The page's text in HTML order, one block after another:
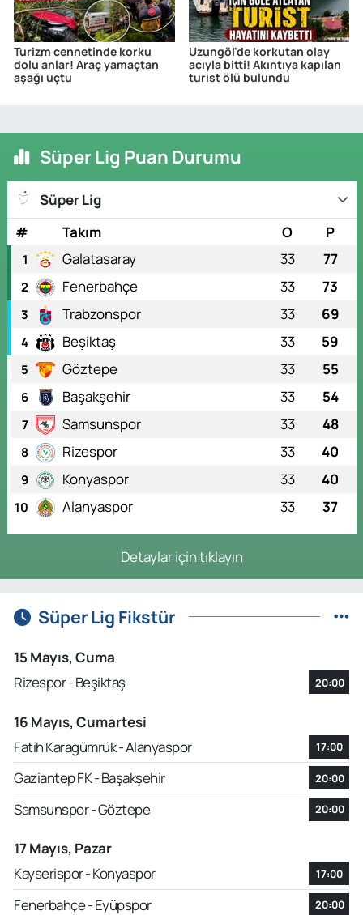
Turizm cennetinde korku
dolu anlar! Araç yamaçtan
aşağı uçtu
Uzungöl'de korkutan olay
acıyla bitti! Akıntıya kapılan
turist ölü bulundu
Süper Lig Puan Durumu
Süper Lig
#
Takım O P
1 Galatasaray 33 77
2 Fenerbahçe 33 73
3 Trabzonspor 33 69
4 Beşiktaş 33 59
5 Göztepe 33 55
6 Başakşehir 33 54
7 Samsunspor 33 48
8 Rizespor 33 40
9 Konyaspor 33 40
10 Alanyaspor 33 37
Detaylar için tıklayın
Süper Lig Fikstür
15 Mayıs, Cuma
Rizespor - Beşiktaş
20:00
16 Mayıs, Cumartesi
Fatih Karagümrük - Alanyaspor
17:00
Gaziantep FK - Başakşehir 20:00
Samsunspor - Göztepe 20:00
17 Mayıs, Pazar
Kayserispor - Konyaspor
17:00
Fenerbahçe - Eyüpspor 20:00